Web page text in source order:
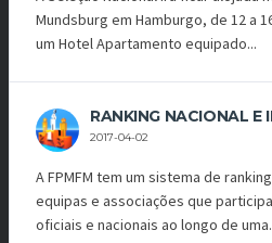
Mundsburg em Hamburgo, de 12 a
um Hotel Apartamento equipado...
RANKING NACIONAL E
2017-04-02
A FPMFM tem um sistema de
equipas e associações que
oficiais e nacionais ao longo de